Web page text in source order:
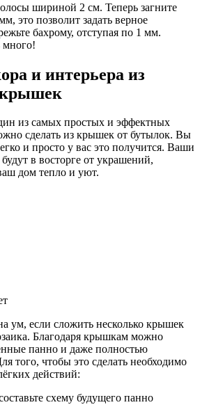
шириной 2 см. Теперь загните
это позволит задать верное
бахрому, отступая по 1 мм.
и интерьера из
из самых простых и эффектных
сделать из крышек от бутылок. Вы
и просто у вас это получится. Ваши
в восторге от украшений,
дом тепло и уют.
ум, если сложить несколько крышек
Благодаря крышкам можно
панно и даже полностью
того, чтобы это сделать необходимо
действий:
схему будущего панно